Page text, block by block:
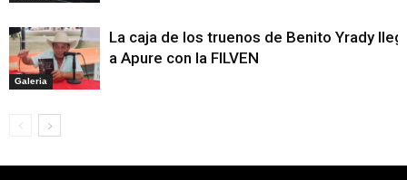
Galeria
La caja de los truenos de Benito Yrady
a Apure con la FILVEN